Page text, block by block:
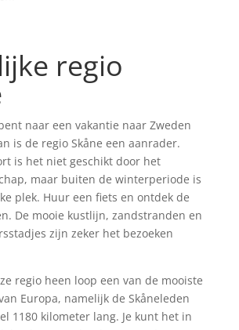
regio
naar een vakantie naar Zweden
is de regio Skåne een aanrader.
is het niet geschikt door het
maar buiten de winterperiode is
plek. Huur een fiets en ontdek de
De mooie kustlijn, zandstranden en
zijn zeker het bezoeken
regio heen loop een van de mooiste
Europa, namelijk de Skåneleden
1180 kilometer lang. Je kunt het in